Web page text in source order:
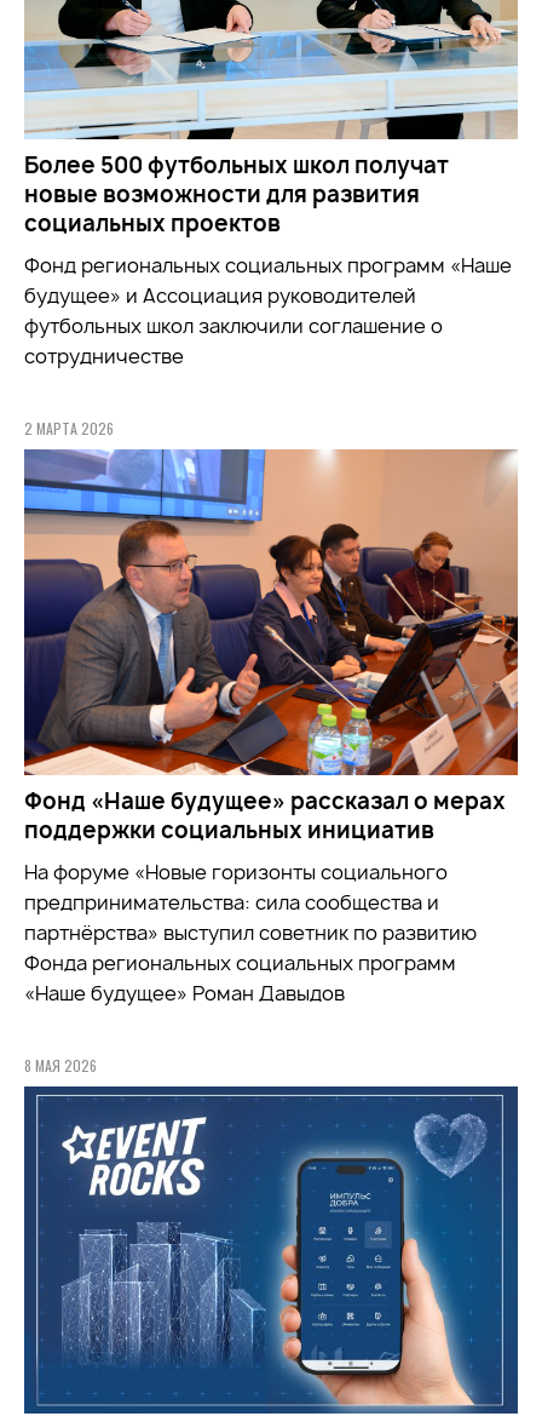
Более 500 футбольных школ получат
новые возможности для развития
социальных проектов
Фонд региональных социальных программ «Наше
будущее» и Ассоциация руководителей
футбольных школ заключили соглашение о
сотрудничестве
2 МАРТА 2026
Фонд «Наше будущее» рассказал о мерах
поддержки социальных инициатив
На форуме «Новые горизонты социального
предпринимательства: сила сообщества и
партнёрства» выступил советник по развитию
Фонда региональных социальных программ
«Наше будущее» Роман Давыдов
8 МАЯ 2026